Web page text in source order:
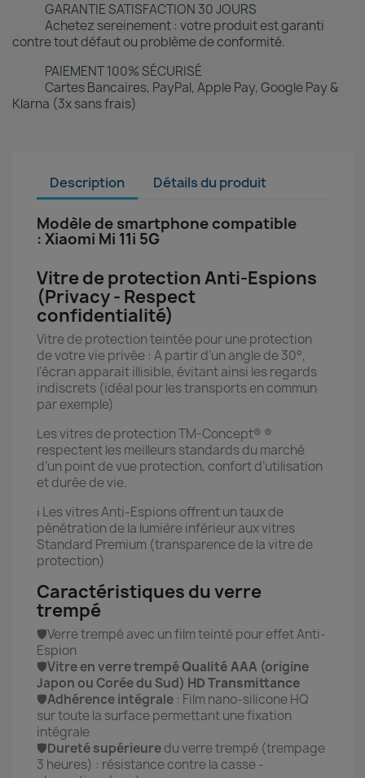
GARANTIE SATISFACTION 30 JOURS
Achetez sereinement : votre produit est garanti
contre tout défaut ou problème de conformité.
PAIEMENT 100% SÉCURISÉ
Cartes Bancaires, PayPal, Apple Pay, Google Pay &
Klarna (3x sans frais)
Description Détails du produit
Modèle de smartphone compatible
: Xiaomi Mi 11i 5G
Vitre de protection Anti-Espions
(Privacy - Respect
confidentialité)
Vitre de protection teintée pour une protection
de votre vie privée : A partir d’un angle de 30°,
l’écran apparait illisible, évitant ainsi les regards
indiscrets (idéal pour les transports en commun
par exemple)
Les vitres de protection TM-Concept® ®
respectent les meilleurs standards du marché
d’un point de vue protection, confort d’utilisation
et durée de vie.
ℹ️ Les vitres Anti-Espions offrent un taux de
pénétration de la lumière inférieur aux vitres
Standard Premium (transparence de la vitre de
protection)
Caractéristiques du verre
trempé
🛡️Verre trempé avec un film teinté pour effet Anti-
Espion
🛡️Vitre en verre trempéQualité AAA (origine
Japon ou Corée du Sud) HD Transmittance
🛡️Adhérence intégrale : Film nano-silicone HQ
sur toute la surface permettant une fixation
intégrale
🛡️Dureté supérieuredu verre trempé (trempage
3 heures) : résistance contre la casse -